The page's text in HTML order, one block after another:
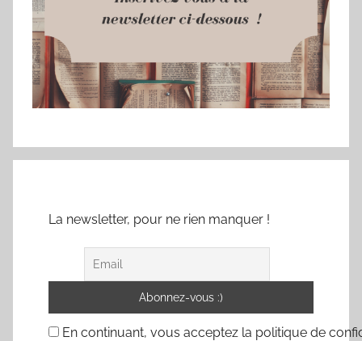
La newsletter, pour ne rien manquer !
En continuant, vous acceptez la politique de